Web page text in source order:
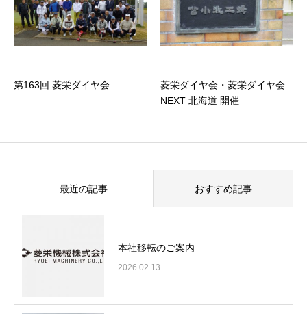
第163回 菱栄ダイヤ会
菱栄ダイヤ会・菱栄ダイヤ会
NEXT 北海道 開催
最近の記事 おすすめ記事
本社移転のご案内
2026.02.13